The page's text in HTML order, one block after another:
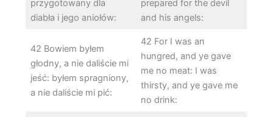
przygotowany dla
diabła i jego aniołów:
prepared for the devil
and his angels:
42 Bowiem byłem
głodny, a nie daliście mi
jeść: byłem spragniony,
a nie daliście mi pić:
42 For I was an
hungred, and ye gave
me no meat: I was
thirsty, and ye gave me
no drink: